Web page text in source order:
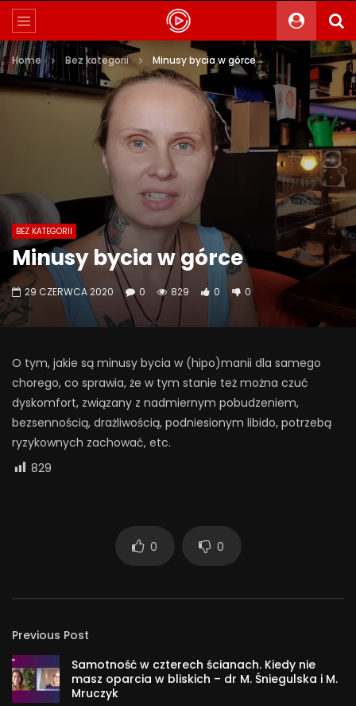
Home Bez kategorii Minusy bycia w górce
BEZ KATEGORII
Minusy bycia w górce
29 CZERWCA 2020 0 829 0 0
O tym, jakie są minusy bycia w (hipo)manii dla samego
chorego, co sprawia, że w tym stanie też można czuć
dyskomfort, związany z nadmiernym pobudzeniem,
bezsennością, drażliwością, podniesionym libido, potrzebą
ryzykownych zachować, etc.
829
0 0
Previous Post
Samotność w czterech ścianach. Kiedy nie
masz oparcia w bliskich – dr M. Śniegulska i M.
Mruczyk